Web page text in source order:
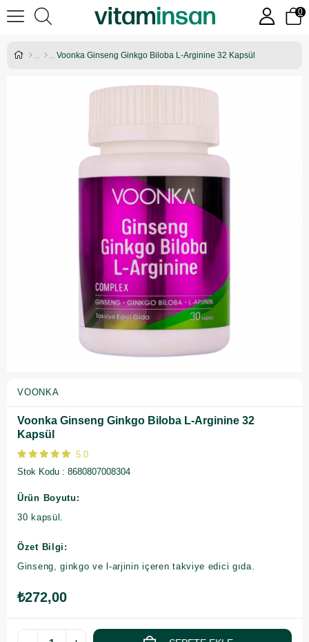
0
Voonka Ginseng Ginkgo Biloba L-Arginine 32 Kapsül
VOONKA
Voonka Ginseng Ginkgo Biloba L-Arginine 32
Kapsül
5.0
Stok Kodu
8680807008304
Ürün Boyutu:
30 kapsül.
Özet Bilgi:
Ginseng, ginkgo ve l-arjinin içeren takviye edici gıda.
₺272,00